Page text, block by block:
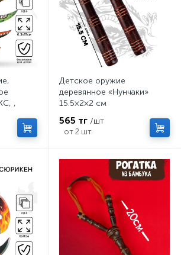
,
Детское оружие
деревянное «Нунчаки»
15.5×2×2 см
565 тг /шт
от 2 шт.